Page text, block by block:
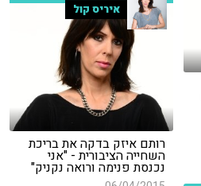
איריס קול
רותם איזק בדקה את בריכת
השחייה הציבורית - "אני
נכנסת פנימה ורואה נקניק"